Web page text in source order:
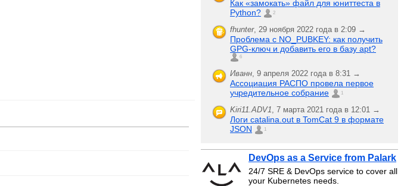
Как «замокать» файл для юниттеста в
Python?
2
fhunter, 29 ноября 2022 года в 2:09 →
Проблема с NO_PUBKEY: как получить
GPG-ключ и добавить его в базу apt?
6
Иванн, 9 апреля 2022 года в 8:31 →
Ассоциация РАСПО провела первое
учредительное собрание
1
Kiri11.ADV1, 7 марта 2021 года в 12:01 →
Логи catalina.out в TomCat 9 в формате
JSON
1
DevOps as a Service from Palark
24/7 SRE & DevOps service to cover all
your Kubernetes needs.